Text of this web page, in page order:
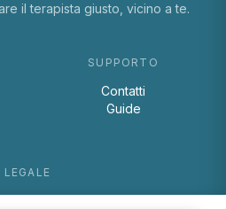
il terapista giusto, vicino a te.
SUPPORTO
Contatti
Guide
LEGALE